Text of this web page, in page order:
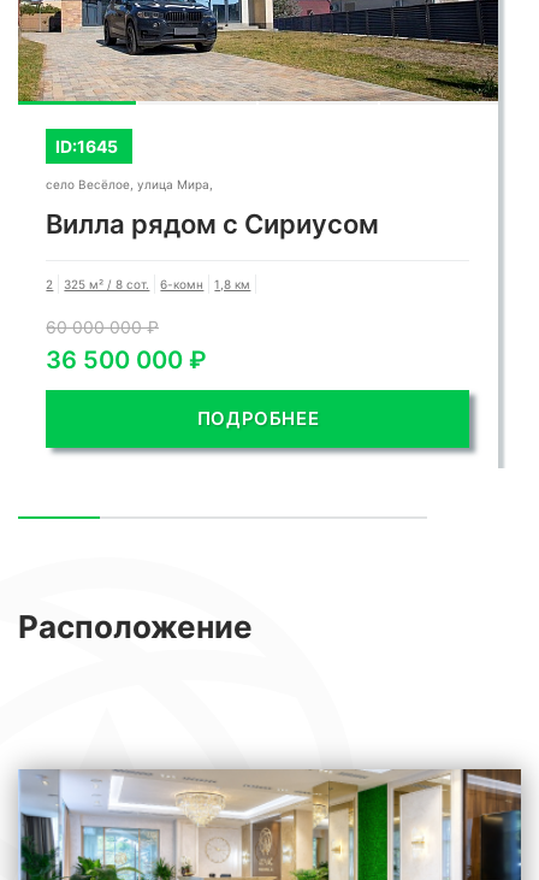
ID:1645
село Весёлое, улица Мира,
Вилла рядом с Сириусом
2 325 м² / 8 сот. 6-комн 1,8 км
60 000 000 ₽
36 500 000 ₽
ПОДРОБНЕЕ
Расположение